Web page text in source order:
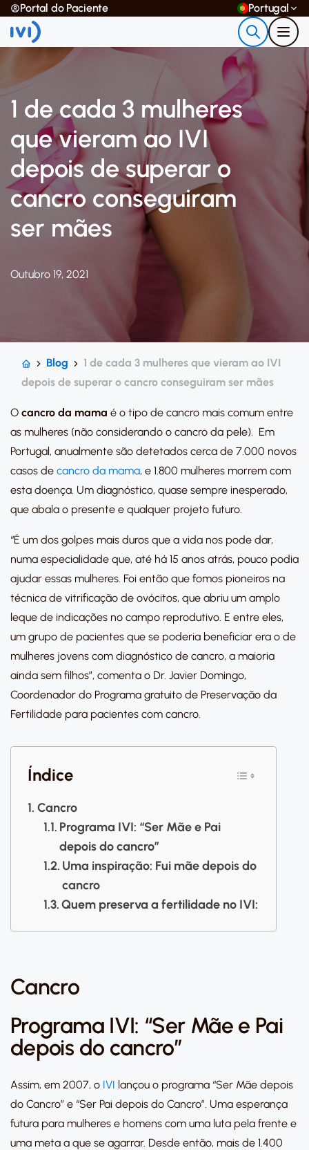
Portal do Paciente Portugal
1 de cada 3 mulheres
que vieram ao IVI
depois de superar o
cancro conseguiram
ser mães
Outubro 19, 2021
Blog
1 de cada 3 mulheres que vieram ao IVI
depois de superar o cancro conseguiram ser mães
O cancro da mama é o tipo de cancro mais comum entre
as mulheres (não considerando o cancro da pele). Em
Portugal, anualmente são detetados cerca de 7.000 novos
casos de cancro da mama, e 1.800 mulheres morrem com
esta doença. Um diagnóstico, quase sempre inesperado,
que abala o presente e qualquer projeto futuro.
“É um dos golpes mais duros que a vida nos pode dar,
numa especialidade que, até há 15 anos atrás, pouco podia
ajudar essas mulheres. Foi então que fomos pioneiros na
técnica de vitrificação de ovócitos, que abriu um amplo
leque de indicações no campo reprodutivo. E entre eles,
um grupo de pacientes que se poderia beneficiar era o de
mulheres jovens com diagnóstico de cancro, a maioria
ainda sem filhos”, comenta o Dr. Javier Domingo,
Coordenador do Programa gratuito de Preservação da
Fertilidade para pacientes com cancro.
Índice
Cancro
Programa IVI: “Ser Mãe e Pai
depois do cancro”
Uma inspiração: Fui mãe depois do
cancro
Quem preserva a fertilidade no IVI:
Cancro
Programa IVI: “Ser Mãe e Pai
depois do cancro”
Assim, em 2007, o IVI lançou o programa “Ser Mãe depois
do Cancro” e “Ser Pai depois do Cancro”. Uma esperança
futura para mulheres e homens com uma luta pela frente e
uma meta a que se agarrar. Desde então, mais de 1.400